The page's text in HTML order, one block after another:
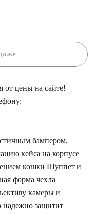
от цены на сайте!
бампером,
кейса на корпусе
кошки Шуппет и
форма чехла
камеры и
надежно защитит